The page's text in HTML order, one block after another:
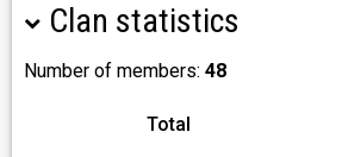
Jsme stabilní česko-slovenský klan
orientovaný na Clan Wars
Klan založený na bonusech. Přes
Clan statistics
Number of members: 48
Total